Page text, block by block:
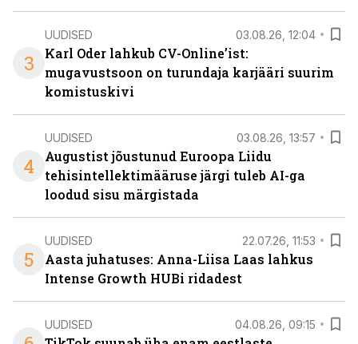
3
UUDISED 03.08.26, 12:04
Karl Oder lahkub CV-Online’ist:
mugavustsoon on turundaja karjääri suurim
komistuskivi
4
UUDISED 03.08.26, 13:57
Augustist jõustunud Euroopa Liidu
tehisintellektimääruse järgi tuleb AI-ga
loodud sisu märgistada
5
UUDISED 22.07.26, 11:53
Aasta juhatuses: Anna-Liisa Laas lahkus
Intense Growth HUBi ridadest
UUDISED 04.08.26, 09:15